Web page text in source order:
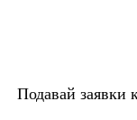
Подавай заявки